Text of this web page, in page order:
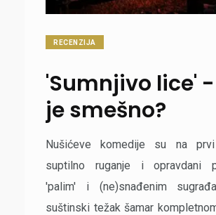
RECENZIJA
'Sumnjivo lice'
je smešno?
Nušićeve komedije su na
suptilno ruganje i opravdani
'palim' i (ne)snađenim
suštinski težak šamar